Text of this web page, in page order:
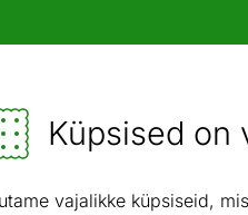
Küpsised on
vajalikke küpsiseid,
Mööbel ja sisustus -